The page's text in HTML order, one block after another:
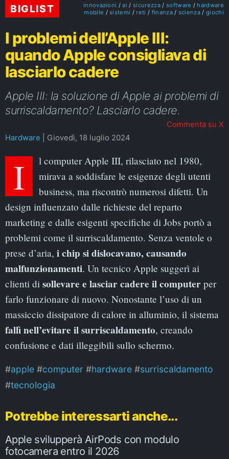
BIGLIST innovazioni ai sicurezza software
hardware
mobile
sistemi reti finanza scienza giochi
I problemi dell’Apple III:
quando Apple consigliava di
lasciarlo cadere
Apple III: la soluzione di Apple ai problemi di
surriscaldamento? Lasciarlo cadere.
Commenta su X
Hardware
Giovedì, 18 luglio 2024
Il computer Apple III, rilasciato nel 1980,
mirava a soddisfare le esigenze degli utenti
business, ma riscontrò numerosi difetti. Un
design influenzato dalle richieste del reparto
marketing e dalle esigenti specifiche di Jobs portò a
problemi come il surriscaldamento. Senza ventole o
prese d’aria, i chip si dislocavano, causando
malfunzionamenti. Un tecnico Apple suggerì ai
clienti di sollevare e lasciar cadere il computer per
farlo funzionare di nuovo. Nonostante l’uso di un
massiccio dissipatore di calore in alluminio, il sistema
fallì nell’evitare il surriscaldamento, creando
confusione e dati illeggibili sullo schermo.
apple computer hardware
surriscaldamento
tecnologia
Potrebbe interessarti anche...
Apple svilupperà AirPods con modulo
fotocamera entro il 2026